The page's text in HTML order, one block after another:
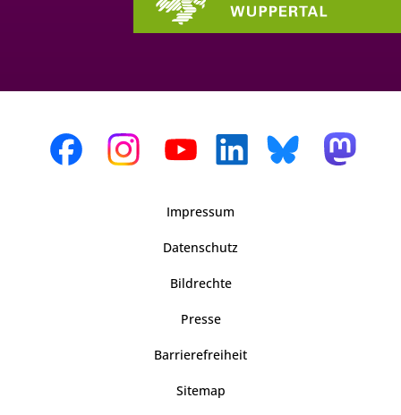
Impressum
Datenschutz
Bildrechte
Presse
Barrierefreiheit
Sitemap